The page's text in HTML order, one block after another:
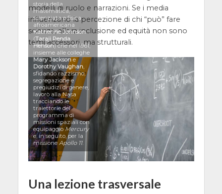
modelli di ruolo e narrazioni. Se i media
influenzano la percezione di chi “può” fare
scienza, allora inclusione ed equità non sono
temi accessori, ma strutturali.
storia della
matematica,
scienziata e fisica
afroamericana
Katherine Johnson
(Taraji Penda
Henson) che nel 1961,
insieme alle colleghe
Mary Jacksone
Dorothy Vaughan,
sfidando razzismo,
segregazione e
pregiudizi di genere,
lavorò alla Nasa
tracciando le
traiettorie del
programma di
missioni spaziali con
equipaggioMercury
e, in seguito, per la
missione Apollo 11.
Una lezione trasversale